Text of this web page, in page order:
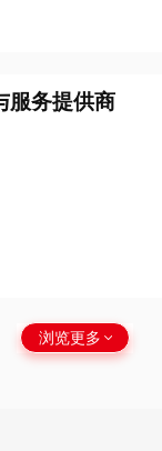
服务提供商
浏览更多